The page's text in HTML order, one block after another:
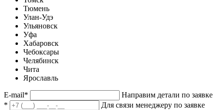
Тюмень
Улан-Удэ
Ульяновск
Уфа
Хабаровск
Чебоксары
Челябинск
Чита
Ярославль
E-mail*
Направим детали по заявке
*
Для связи менеджеру по заявке